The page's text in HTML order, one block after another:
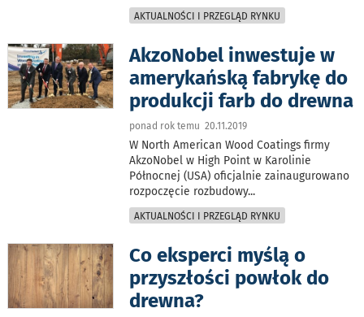
AKTUALNOŚCI I PRZEGLĄD RYNKU
AkzoNobel inwestuje w
amerykańską fabrykę do
produkcji farb do drewna
ponad rok temu 20.11.2019
W North American Wood Coatings firmy
AkzoNobel w High Point w Karolinie
Północnej (USA) oficjalnie zainaugurowano
rozpoczęcie rozbudowy...
AKTUALNOŚCI I PRZEGLĄD RYNKU
Co eksperci myślą o
przyszłości powłok do
drewna?